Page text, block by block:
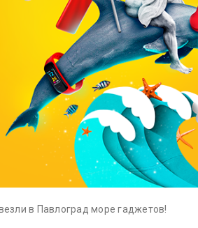
в Павлоград море гаджетов!